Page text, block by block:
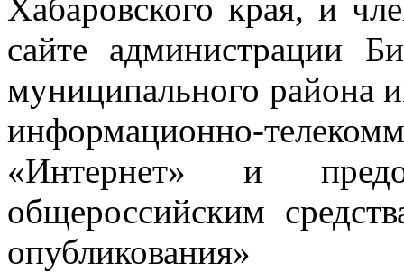
Хабаровского края, и
сайте администрации
муниципального района
информационно-
«Интернет» и
общероссийским
опубликования»